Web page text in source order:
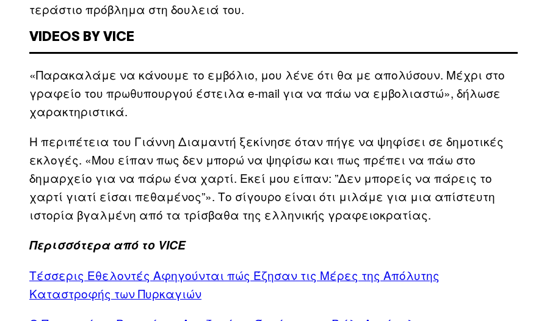
τεράστιο πρόβλημα στη δουλειά του.
VIDEOS BY VICE
«Παρακαλάμε να κάνουμε το εμβόλιο, μου λένε ότι θα με απολύσουν. Μέχρι στο
γραφείο του πρωθυπουργού έστειλα e-mail για να πάω να εμβολιαστώ», δήλωσε
χαρακτηριστικά.
Η περιπέτεια του Γιάννη Διαμαντή ξεκίνησε όταν πήγε να ψηφίσει σε δημοτικές
εκλογές. «Μου είπαν πως δεν μπορώ να ψηφίσω και πως πρέπει να πάω στο
δημαρχείο για να πάρω ένα χαρτί. Εκεί μου είπαν: ”Δεν μπορείς να πάρεις το
χαρτί γιατί είσαι πεθαμένος”». Το σίγουρο είναι ότι μιλάμε για μια απίστευτη
ιστορία βγαλμένη από τα τρίσβαθα της ελληνικής γραφειοκρατίας.
Περισσότερα από το VICE
Τέσσερις Εθελοντές Αφηγούνται πώς Έζησαν τις Μέρες της Απόλυτης
Καταστροφής των Πυρκαγιών